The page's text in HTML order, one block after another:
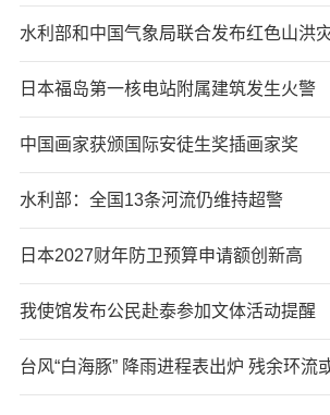
水利部和中国气象局联合发布红色山洪
日本福岛第一核电站附属建筑发生火警
中国画家获颁国际安徒生奖插画家奖
水利部：全国13条河流仍维持超警
日本2027财年防卫预算申请额创新高
我使馆发布公民赴泰参加文体活动提醒
台风“白海豚” 降雨进程表出炉 残余环流